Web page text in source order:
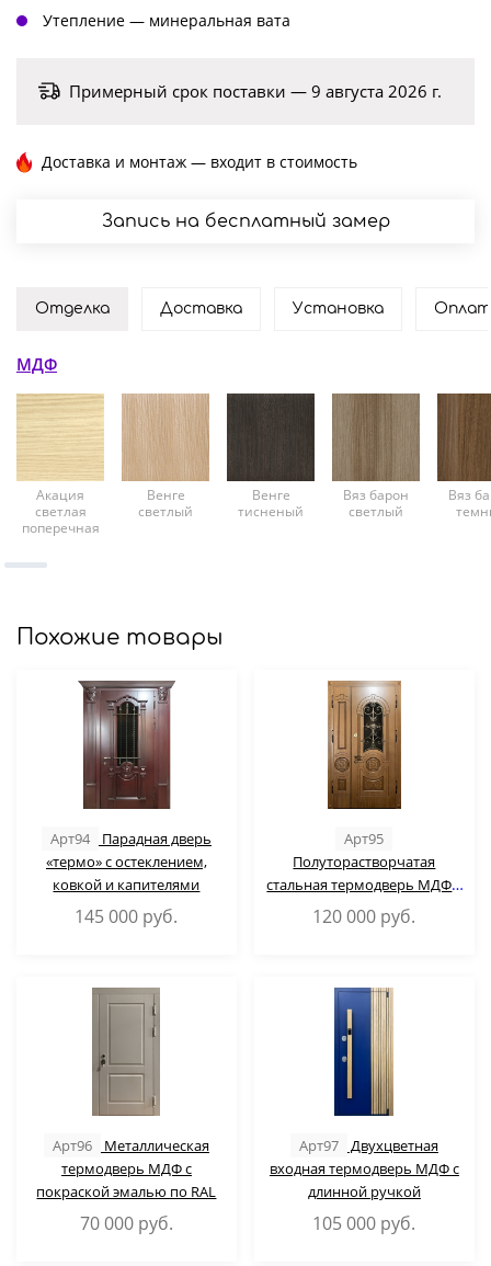
Утепление — минеральная вата
Примерный срок поставки — 9 августа 2026 г.
Доставка и монтаж — входит в стоимость
Запись на бесплатный замер
Отделка Доставка Установка
МДФ
Акация
светлая
поперечная
Венге
светлый
Венге
тисненый
Вяз барон
светлый
Вяз
Похожие товары
Арт94
Парадная дверь
«термо» с остеклением,
ковкой и капителями
145 000 руб.
Арт95
Полуторастворчатая
стальная термодверь МДФ с
ковкой и стеклопакетом
120 000 руб.
Арт96
Металлическая
термодверь МДФ с
покраской эмалью по RAL
70 000 руб.
Арт97
Двухцветная
входная термодверь МДФ с
длинной ручкой
105 000 руб.